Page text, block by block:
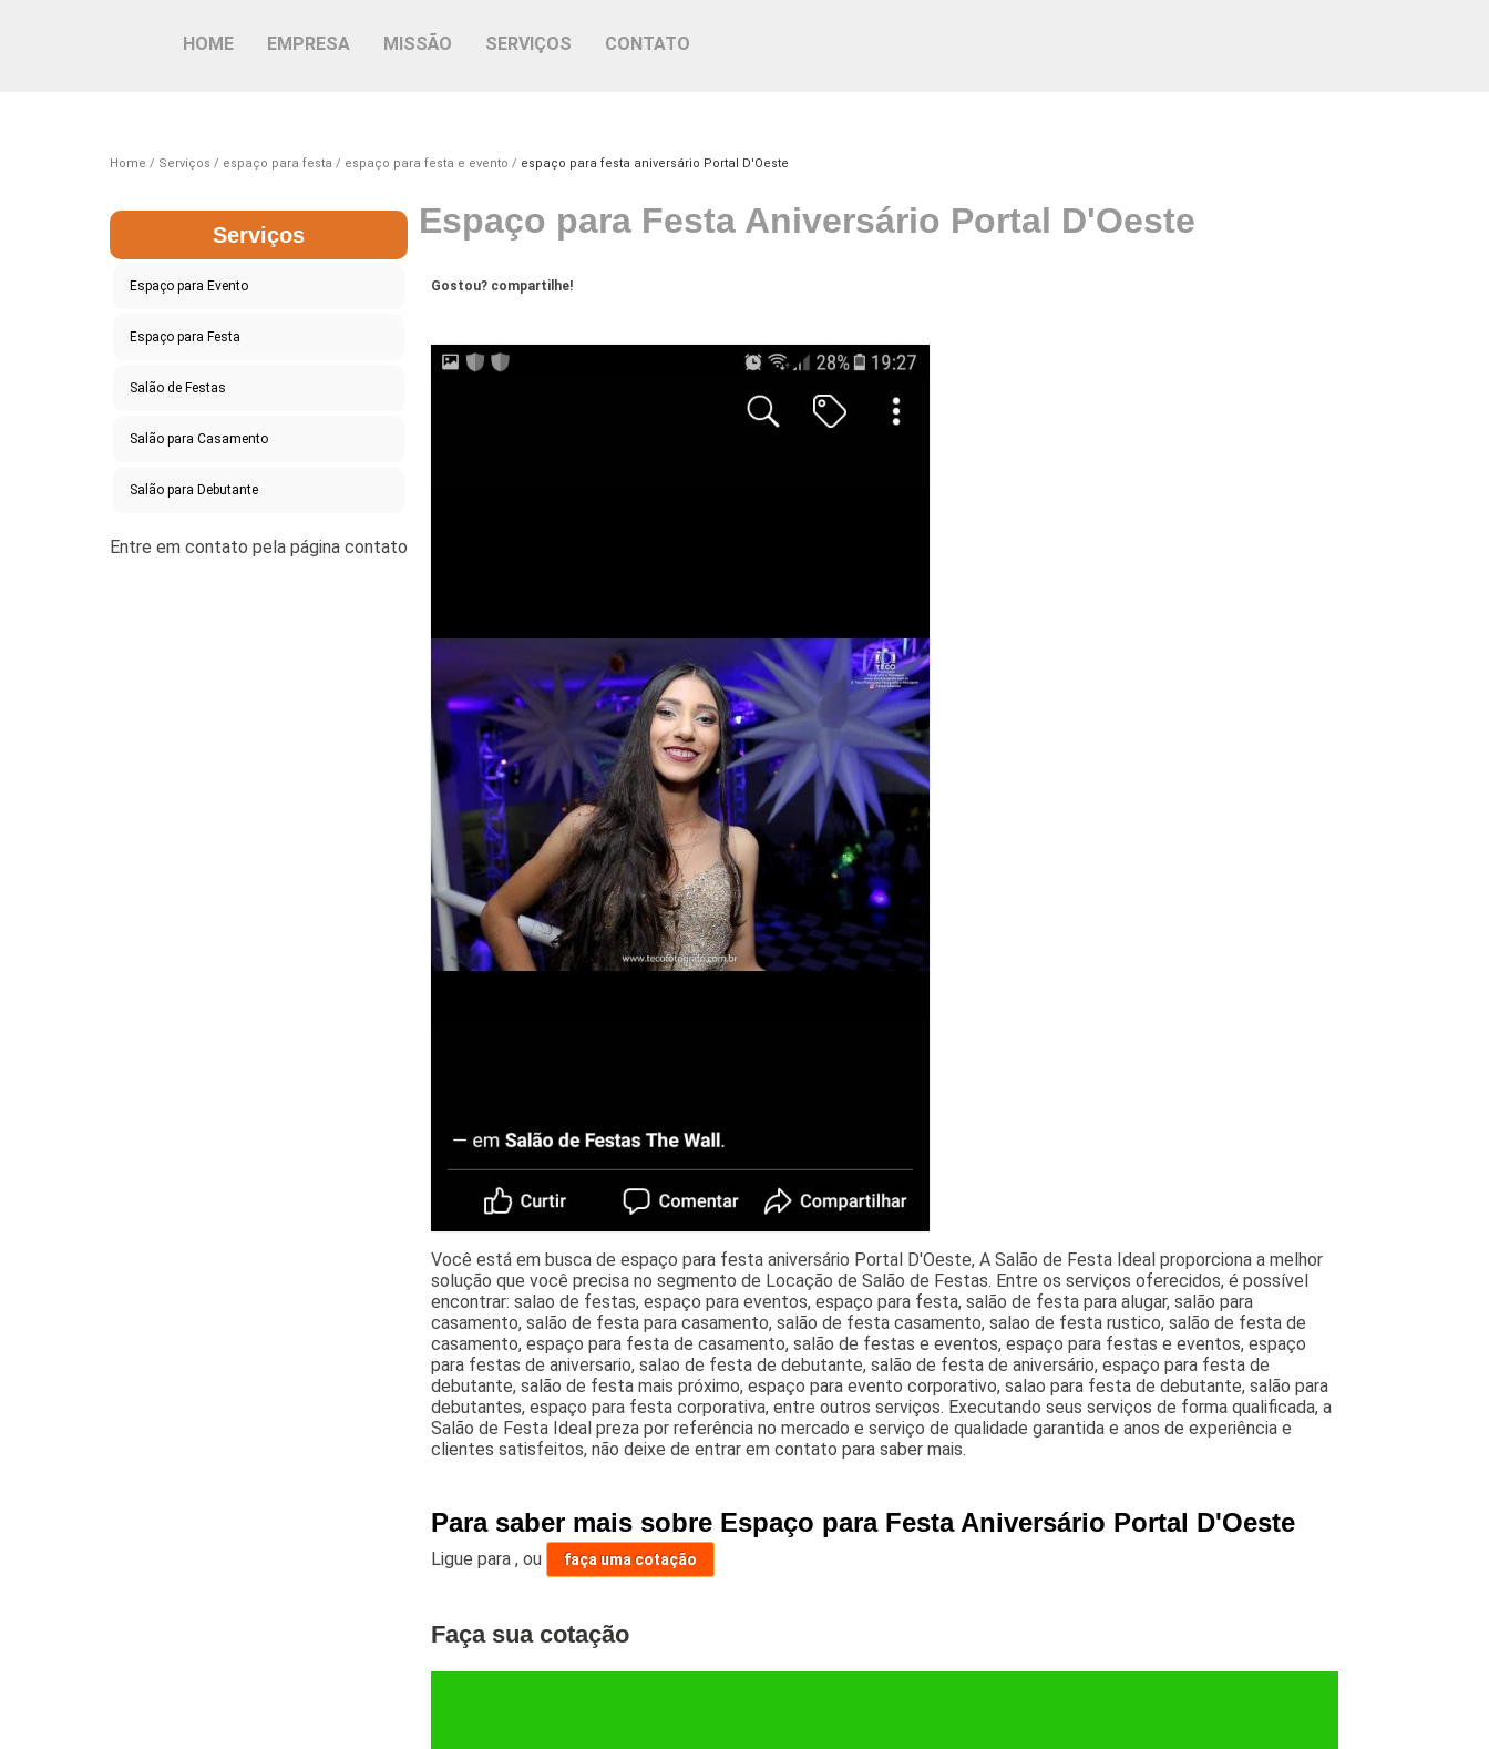
HOME EMPRESA MISSÃO SERVIÇOS CONTATO
Home Serviços espaço para festa espaço para festa e evento espaço para festa aniversário Portal D'Oeste
Serviços
Espaço para Evento
Espaço para Festa
Salão de Festas
Salão para Casamento
Salão para Debutante
Espaço para Festa Aniversário Portal D'Oeste
Gostou? compartilhe!
Você está em busca de espaço para festa aniversário Portal D'Oeste, A Salão de Festa Ideal proporciona a melhor
solução que você precisa no segmento de Locação de Salão de Festas. Entre os serviços oferecidos, é possível
encontrar: salao de festas, espaço para eventos, espaço para festa, salão de festa para alugar, salão para
casamento, salão de festa para casamento, salão de festa casamento, salao de festa rustico, salão de festa de
casamento, espaço para festa de casamento, salão de festas e eventos, espaço para festas e eventos, espaço
para festas de aniversario, salao de festa de debutante, salão de festa de aniversário, espaço para festa de
debutante, salão de festa mais próximo, espaço para evento corporativo, salao para festa de debutante, salão para
debutantes, espaço para festa corporativa, entre outros serviços. Executando seus serviços de forma qualificada, a
Salão de Festa Ideal preza por referência no mercado e serviço de qualidade garantida e anos de experiência e
clientes satisfeitos, não deixe de entrar em contato para saber mais.
Para saber mais sobre Espaço para Festa Aniversário Portal D'Oeste
Ligue para,ou faça uma cotação
Faça sua cotação